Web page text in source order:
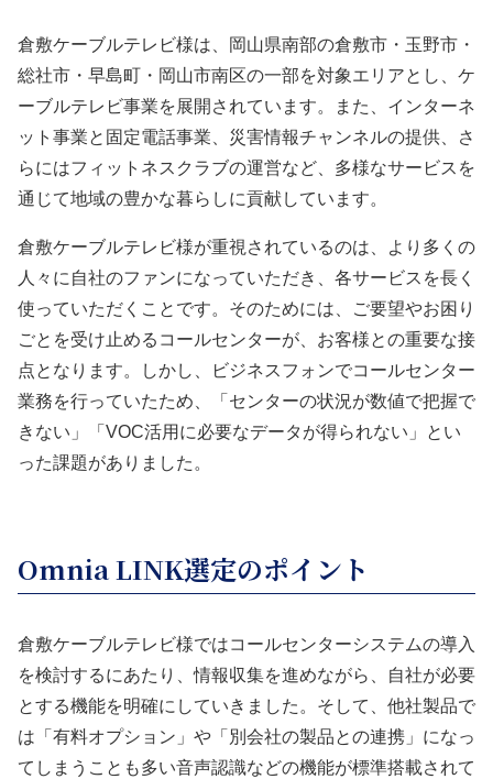
倉敷ケーブルテレビ様は、岡山県南部の倉敷市・玉野市・
総社市・早島町・岡山市南区の一部を対象エリアとし、ケ
ーブルテレビ事業を展開されています。また、インターネ
ット事業と固定電話事業、災害情報チャンネルの提供、さ
らにはフィットネスクラブの運営など、多様なサービスを
通じて地域の豊かな暮らしに貢献しています。
倉敷ケーブルテレビ様が重視されているのは、より多くの
人々に自社のファンになっていただき、各サービスを長く
使っていただくことです。そのためには、ご要望やお困り
ごとを受け止めるコールセンターが、お客様との重要な接
点となります。しかし、ビジネスフォンでコールセンター
業務を行っていたため、「センターの状況が数値で把握で
きない」「VOC活用に必要なデータが得られない」とい
った課題がありました。
Omnia LINK選定のポイント
倉敷ケーブルテレビ様ではコールセンターシステムの導入
を検討するにあたり、情報収集を進めながら、自社が必要
とする機能を明確にしていきました。そして、他社製品で
は「有料オプション」や「別会社の製品との連携」になっ
てしまうことも多い音声認識などの機能が標準搭載されて